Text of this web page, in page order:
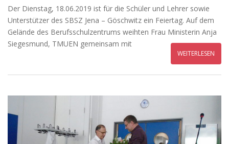
Der Dienstag, 18.06.2019 ist für die Schüler und Lehrer sowie
Unterstützer des SBSZ Jena – Göschwitz ein Feiertag. Auf dem
Gelände des Berufsschulzentrums weihten Frau Ministerin Anja
Siegesmund, TMUEN gemeinsam mit
WEITERLESEN